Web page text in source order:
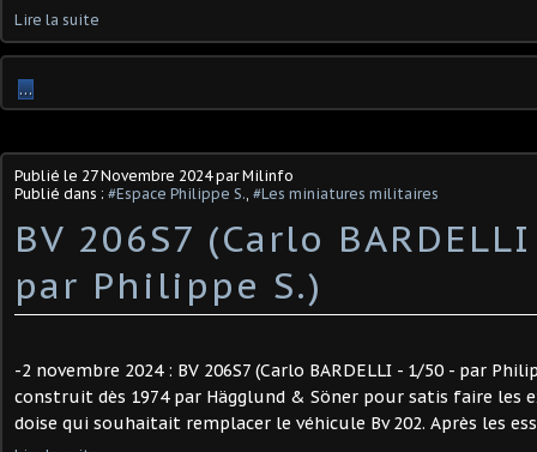
Lire la suite
…
Publié le 27 Novembre 2024par Milinfo
Publié dans : #Espace Philippe S., #Les miniatures militaires
BV 206S7 (Carlo
par Philippe S.) ​
-2 novembre 2024 : BV 206S7 (Carlo BARDELLI - 1/50 - par
construit dès 1974 par Hägglund & Söner pour satis faire les
doise qui souhaitait remplacer le véhicule Bv 202. Après les